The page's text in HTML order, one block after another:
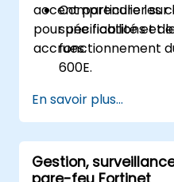
accent particulier sur
pour une fiabilité et
accrues.
Comprendre les
spécifications et
fonctionnement
600E.
Fortigate 600E, y
configuration de
configuration des
et des politiques
En savoir plus...
Gestion,